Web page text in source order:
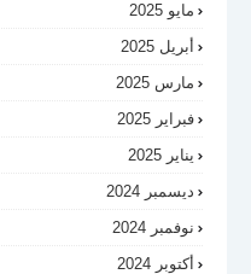
مايو 2025
أبريل 2025
مارس 2025
فبراير 2025
يناير 2025
ديسمبر 2024
نوفمبر 2024
أكتوبر 2024